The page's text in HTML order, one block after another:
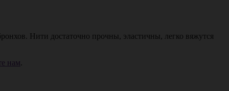
Нити достаточно прочны, эластичны, легко вяжутся
нам.